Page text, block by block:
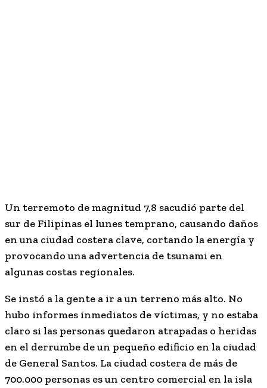
Un terremoto de magnitud 7,8 sacudió parte del
sur de Filipinas el lunes temprano, causando daños
en una ciudad costera clave, cortando la energía y
provocando una advertencia de tsunami en
algunas costas regionales.
Se instó a la gente a ir a un terreno más alto. No
hubo informes inmediatos de víctimas, y no estaba
claro si las personas quedaron atrapadas o heridas
en el derrumbe de un pequeño edificio en la ciudad
de General Santos. La ciudad costera de más de
700.000 personas es un centro comercial en la isla